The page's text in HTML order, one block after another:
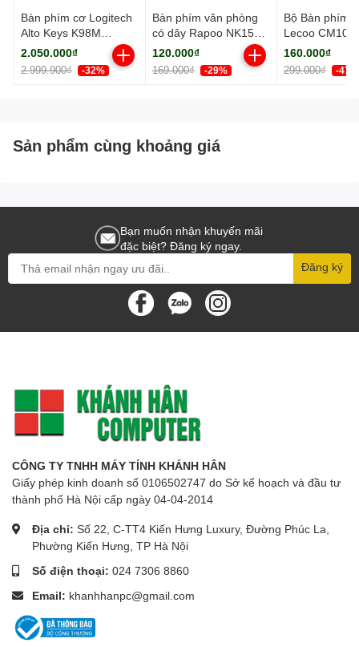
Bàn phím cơ Logitech
Alto Keys K98M
Wireless Graphite
2.050.000₫
2.999.900₫ -32%
Bàn phím văn phòng
có dây Rapoo NK1500
màu Đen
120.000₫
169.000₫ -29%
Bộ Bàn phím
Lecoo CM101
(USB)
160.000₫
299.000₫ -47%
Sản phẩm cùng khoảng giá
Bạn muốn nhận khuyến mãi
đặc biệt? Đăng ký ngay.
Đăng ký
CÔNG TY TNHH MÁY TÍNH KHÁNH HÂN
Giấy phép kinh doanh số 0106502747 do Sở kế hoạch và đầu tư
thành phố Hà Nội cấp ngày 04-04-2014
Địa chỉ: Số 22, C-TT4 Kiến Hưng Luxury, Đường Phúc La,
Phường Kiến Hưng, TP Hà Nội
Số điện thoại: 024 7306 8860
Email: khanhhanpc@gmail.com